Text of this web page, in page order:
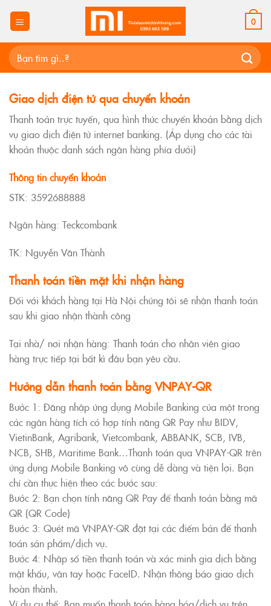
0
Tìm
kiếm:
Giao dịch điện tử qua chuyển khoản
Thanh toán trực tuyến, qua hình thức chuyển khoản bằng dịch
vụ giao dịch điện tử internet banking. (Áp dụng cho các tài
khoản thuộc danh sách ngân hàng phía dưới)
Thông tin chuyển khoản
STK: 3592688888
Ngân hàng: Teckcombank
TK: Nguyễn Văn Thành
Thanh toán tiền mặt khi nhận hàng
Đối với khách hàng tại Hà Nội chúng tôi sẽ nhận thanh toán
sau khi giao nhận thành công
Tại nhà/ nơi nhận hàng: Thanh toán cho nhân viên giao
hàng trực tiếp tại bất kì đâu bạn yêu cầu.
Hướng dẫn thanh toán bằng VNPAY-QR
Bước 1: Đăng nhập ứng dụng Mobile Banking của một trong
các ngân hàng tích có hợp tính năng QR Pay như BIDV,
VietinBank, Agribank, Vietcombank, ABBANK, SCB, IVB,
NCB, SHB, Maritime Bank…Thanh toán qua VNPAY-QR trên
ứng dụng Mobile Banking vô cùng dễ dàng và tiện lợi. Bạn
chỉ cần thực hiện theo các bước sau:
Bước 2: Bạn chọn tính năng QR Pay để thanh toán bằng mã
QR (QR Code)
Bước 3: Quét mã VNPAY-QR đặt tại các điểm bán để thanh
toán sản phẩm/dịch vụ.
Bước 4: Nhập số tiền thanh toán và xác minh gia dịch bằng
mật khẩu, vân tay hoặc FaceID. Nhận thông báo giao dịch
hoàn thành.